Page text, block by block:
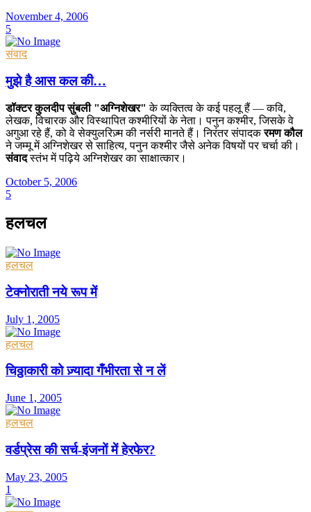
November 4, 2006
5
संवाद
मुझे है आस कल की…
डॉक्टर कुलदीप सुंबली "अग्निशेखर" के व्यक्तित्व के कई पहलू हैं — कवि,
लेखक, विचारक और विस्थापित कश्मीरियों के नेता। पनुन कश्मीर, जिसके वे
अगुआ रहे हैं, को वे सेक्युलरिज़्म की नर्सरी मानते हैं। निरंतर संपादकरमण कौल
ने जम्मू में अग्निशेखर से साहित्य, पनुन कश्मीर जैसे अनेक विषयों पर चर्चा की।
संवादस्तंभ में पढ़िये अग्निशेखर का साक्षात्कार।
October 5, 2006
5
हलचल
हलचल
टेक्नोराती नये रूप में
July 1, 2005
हलचल
चिठ्ठाकारी को ज़्यादा गँभीरता से न लें
June 1, 2005
हलचल
वर्डप्रेस की सर्च-इंजनों में हेरफेर?
May 23, 2005
1